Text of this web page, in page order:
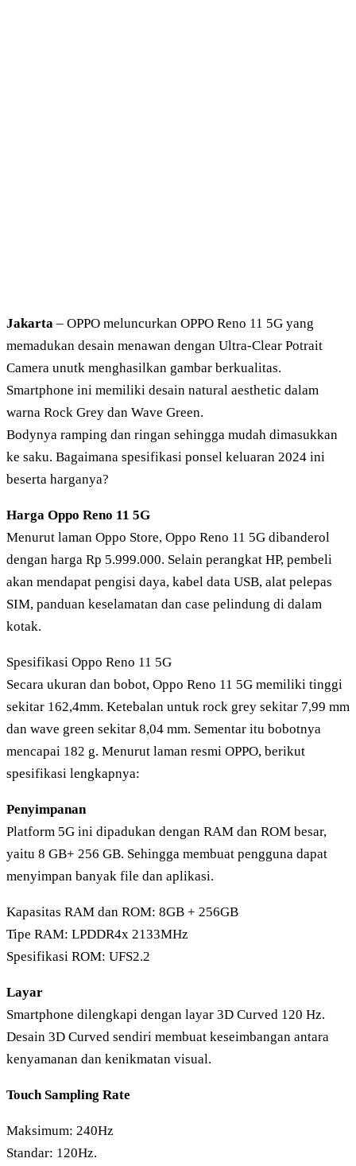
Jakarta – OPPO meluncurkan OPPO Reno 11 5G yang
memadukan desain menawan dengan Ultra-Clear Potrait
Camera unutk menghasilkan gambar berkualitas.
Smartphone ini memiliki desain natural aesthetic dalam
warna Rock Grey dan Wave Green.
Bodynya ramping dan ringan sehingga mudah dimasukkan
ke saku. Bagaimana spesifikasi ponsel keluaran 2024 ini
beserta harganya?
Harga Oppo Reno 11 5G
Menurut laman Oppo Store, Oppo Reno 11 5G dibanderol
dengan harga Rp 5.999.000. Selain perangkat HP, pembeli
akan mendapat pengisi daya, kabel data USB, alat pelepas
SIM, panduan keselamatan dan case pelindung di dalam
kotak.
Spesifikasi Oppo Reno 11 5G
Secara ukuran dan bobot, Oppo Reno 11 5G memiliki tinggi
sekitar 162,4mm. Ketebalan untuk rock grey sekitar 7,99 mm
dan wave green sekitar 8,04 mm. Sementar itu bobotnya
mencapai 182 g. Menurut laman resmi OPPO, berikut
spesifikasi lengkapnya:
Penyimpanan
Platform 5G ini dipadukan dengan RAM dan ROM besar,
yaitu 8 GB+ 256 GB. Sehingga membuat pengguna dapat
menyimpan banyak file dan aplikasi.
Kapasitas RAM dan ROM: 8GB + 256GB
Tipe RAM: LPDDR4x 2133MHz
Spesifikasi ROM: UFS2.2
Layar
Smartphone dilengkapi dengan layar 3D Curved 120 Hz.
Desain 3D Curved sendiri membuat keseimbangan antara
kenyamanan dan kenikmatan visual.
Touch Sampling Rate
Maksimum: 240Hz
Standar: 120Hz.